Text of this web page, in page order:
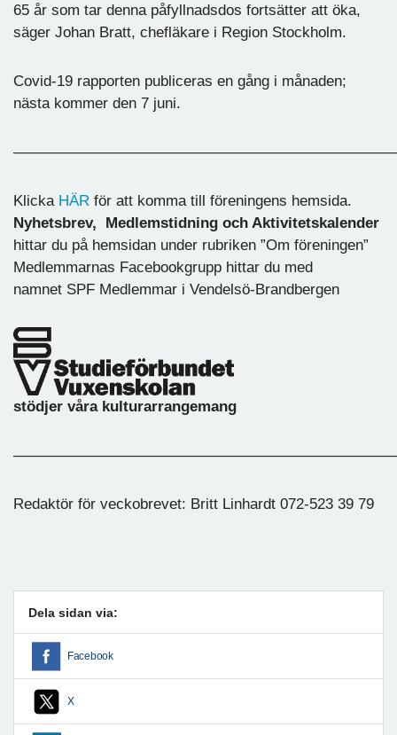
65 år som tar denna påfyllnadsdos fortsätter att öka,
säger Johan Bratt, chefläkare i Region Stockholm.
Covid-19 rapporten publiceras en gång i månaden;
nästa kommer den 7 juni.
Klicka HÄR för att komma till föreningens hemsida.
Nyhetsbrev,
Medlemstidning och Aktivitetskalender
hittar du på hemsidan under rubriken ”Om föreningen”
Medlemmarnas Facebookgrupp hittar du med
namnet SPF Medlemmar i Vendelsö-Brandbergen
stödjer våra kulturarrangemang
Redaktör för veckobrevet: Britt Linhardt 072-523 39 79
Dela sidan via:
Facebook
X